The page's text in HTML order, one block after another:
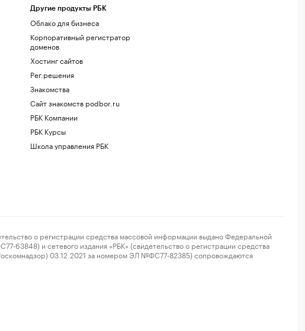
Другие продукты РБК
Облако для бизнеса
Корпоративный регистратор
доменов
Хостинг сайтов
Рег.решения
Знакомства
Сайт знакомств podbor.ru
РБК Компании
РБК Курсы
Школа управления РБК
о регистрации средства массовой информации выдано Федеральной
63848) и сетевого издания «РБК» (свидетельство о регистрации средства
03.12.2021 за номером ЭЛ №ФС77-82385) сопровождаются